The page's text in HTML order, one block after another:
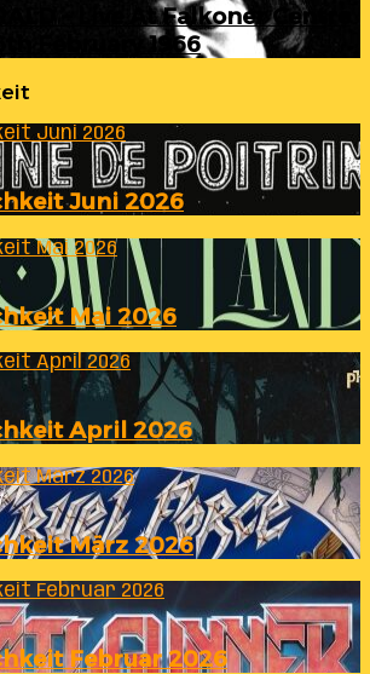
– Live At Falkoner Centre
February 1966
Juni 2026
Juni 2026
Mai 2026
Mai 2026
April 2026
April 2026
März 2026
März 2026
Februar 2026
Februar 2026